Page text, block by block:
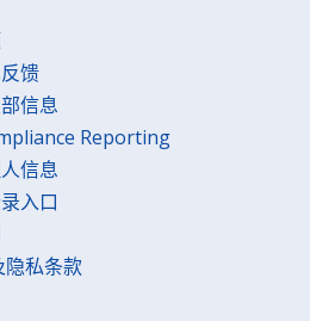
馈
信息
Reporting
信息
入口
私条款